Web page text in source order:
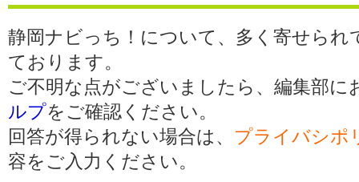
静岡ナビっち！について、多く寄せられ
ております。
ご不明な点がございましたら、編集部
ルプをご確認ください。
回答が得られない場合は、 プライバシポ
容をご入力ください。